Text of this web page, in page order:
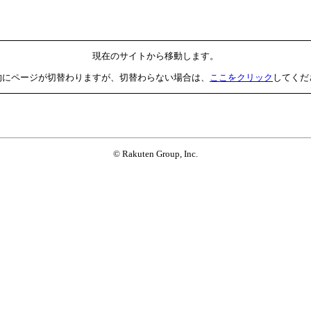
現在のサイトから移動します。
ページが切替わりますが、切替わらない場合は、 ここをクリック してく
© Rakuten Group, Inc.